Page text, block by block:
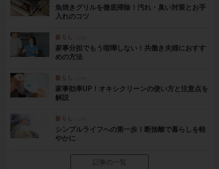
魚焼きグリルを徹底掃除！汚れ・臭い対策とお手
入れのコツ
家事分担でもう喧嘩しない！共働き夫婦におすす
めの方法
家事効率UP！オキシクリーンの使い方と注意点を
解説
シンプルライフへの第一歩！断捨離で暮らしを軽
やかに
記事の一覧